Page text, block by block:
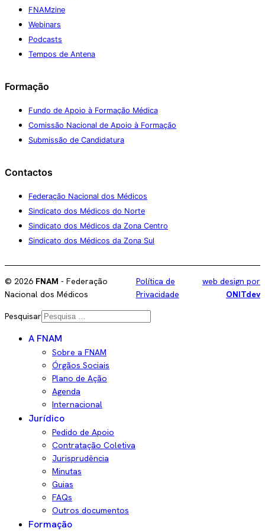
FNAMzine
Webinars
Podcasts
Tempos de Antena
Formação
Fundo de Apoio à Formação Médica
Comissão Nacional de Apoio à Formação
Submissão de Candidatura
Contactos
Federação Nacional dos Médicos
Sindicato dos Médicos do Norte
Sindicato dos Médicos da Zona Centro
Sindicato dos Médicos da Zona Sul
© 2026 FNAM - Federação
Nacional dos Médicos
Política de
Privacidade
web design por
ONITdev
Pesquisar
A FNAM
Sobre a FNAM
Órgãos Sociais
Plano de Ação
Agenda
Internacional
Jurídico
Pedido de Apoio
Contratação Coletiva
Jurisprudência
Minutas
Guias
FAQs
Outros documentos
Formação